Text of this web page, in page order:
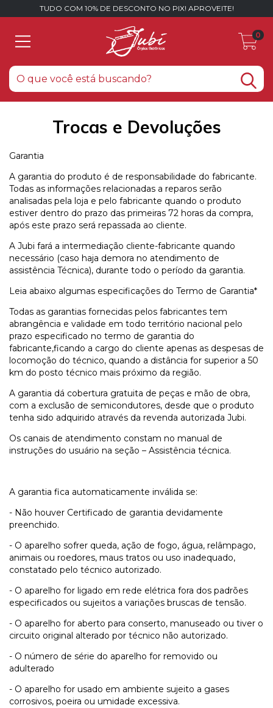
TUDO COM 10% DE DESCONTO NO PIX! APROVEITE!
0
Trocas e Devoluções
Garantia
A garantia do produto é de responsabilidade do fabricante.
Todas as informações relacionadas a reparos serão
analisadas pela loja e pelo fabricante quando o produto
estiver dentro do prazo das primeiras 72 horas da compra,
após este prazo será repassada ao cliente.
A Jubi fará a intermediação cliente-fabricante quando
necessário (caso haja demora no atendimento de
assistência Técnica), durante todo o período da garantia.
Leia abaixo algumas especificações do Termo de Garantia*
Todas as garantias fornecidas pelos fabricantes tem
abrangência e validade em todo território nacional pelo
prazo especificado no termo de garantia do
fabricante,ficando a cargo do cliente apenas as despesas de
locomoção do técnico, quando a distância for superior a 50
km do posto técnico mais próximo da região.
A garantia dá cobertura gratuita de peças e mão de obra,
com a exclusão de semicondutores, desde que o produto
tenha sido adquirido através da revenda autorizada Jubi.
Os canais de atendimento constam no manual de
instruções do usuário na seção – Assistência técnica.
A garantia fica automaticamente inválida se:
- Não houver Certificado de garantia devidamente
preenchido.
- O aparelho sofrer queda, ação de fogo, água, relâmpago,
animais ou roedores, maus tratos ou uso inadequado,
constatado pelo técnico autorizado.
- O aparelho for ligado em rede elétrica fora dos padrões
especificados ou sujeitos a variações bruscas de tensão.
- O aparelho for aberto para conserto, manuseado ou tiver o
circuito original alterado por técnico não autorizado.
- O número de série do aparelho for removido ou
adulterado
- O aparelho for usado em ambiente sujeito a gases
corrosivos, poeira ou umidade excessiva.